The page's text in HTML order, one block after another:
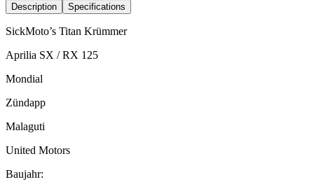
Description Specifications
SickMoto’s Titan Krümmer
Aprilia SX / RX 125
Mondial
Zündapp
Malaguti
United Motors
Baujahr: